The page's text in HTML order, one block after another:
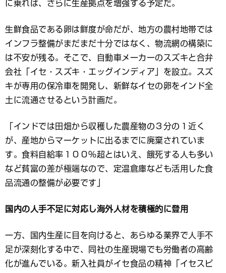
に乗れば、さらに生産拠点を増強する予定だ。
生鮮食品である卵は鮮度が命だが、地方の農村地帯では
インフラ整備がまだまだ十分ではなく、物流網の構築に
は不安が残る。そこで、自動車メーカーのスズキと合弁
会社「イセ・スズキ・エッグインディア」を設立。スズ
キが専用の保冷車を開発し、新鮮なイセの卵をインド全
土に流通させるという計画だ。
「インドでは田畑から収穫した農産物の３分の１近く
が、産地からマーケットに出るまでに廃棄されていま
す。食料自給率１００％超とはいえ、餓死する人も多い
など貧富の差が極端なので、定温倉庫なども活用した食
品流通の整備が必要です」
国内の人手不足に対応し海外人材を積極的に登用
一方、国内生産に目を向けると、あらゆる業界で人手不
足が深刻化する中で、同社の生産現場でも労働者の高齢
化が進んでいる。新入社員がイセ食品の精神「イセスピ